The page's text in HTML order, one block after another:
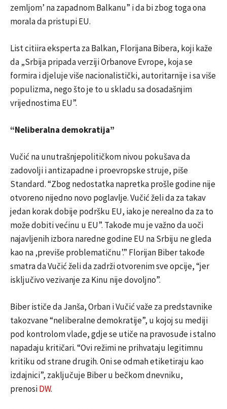
zemljom’ na zapadnom Balkanu” i da bi zbog toga ona
morala da pristupi EU.
List citiira eksperta za Balkan, Florijana Bibera, koji kaže
da „Srbija pripada verziji Orbanove Evrope, koja se
formira i djeluje više nacionalistički, autoritarnije i sa više
populizma, nego što je to u skladu sa dosadašnjim
vrijednostima EU”.
“Neliberalna demokratija”
Vučić na unutrašnjepolitičkom nivou pokušava da
zadovolji i antizapadne i proevropske struje, piše
Standard. “Zbog nedostatka napretka prošle godine nije
otvoreno nijedno novo poglavlje. Vučić želi da za takav
jedan korak dobije podršku EU, iako je nerealno da za to
može dobiti većinu u EU”. Takođe mu je važno da uoči
najavljenih izbora naredne godine EU na Srbiju ne gleda
kao na ‚previše problematičnu’.” Florijan Biber takođe
smatra da Vučić želi da zadrži otvorenim sve opcije, “jer
isključivo vezivanje za Kinu nije dovoljno”.
Biber ističe da Janša, Orban i Vučić važe za predstavnike
takozvane “neliberalne demokratije”, u kojoj su mediji
pod kontrolom vlade, gdje se utiče na pravosuđe i stalno
napadaju kritičari. “Ovi režimi ne prihvataju legitimnu
kritiku od strane drugih. Oni se odmah etiketiraju kao
izdajnici”, zaključuje Biber u bečkom dnevniku,
prenosiDW.